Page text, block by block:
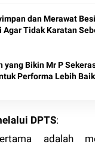
dan Merawat Besi
Agar Tidak Karatan
yang Bikin Mr P
Performa Lebih
DPTS:
adalah